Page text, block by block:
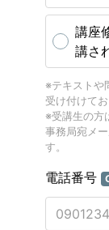
講座
講さ
※テキストや
受け付けてお
※受講生の方
事務局宛メ
す。
電話番号